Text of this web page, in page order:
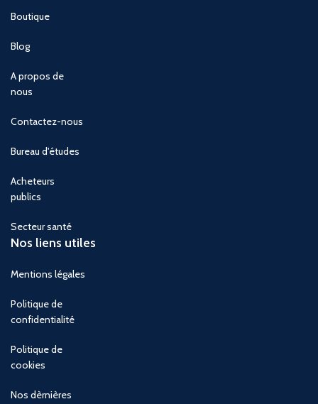
Boutique
Blog
A propos de
nous
Contactez-nous
Bureau d'études
Acheteurs
publics
Secteur santé
Nos liens utiles
Mentions légales
Politique de
confidentialité
Politique de
cookies
Nos dèrnières